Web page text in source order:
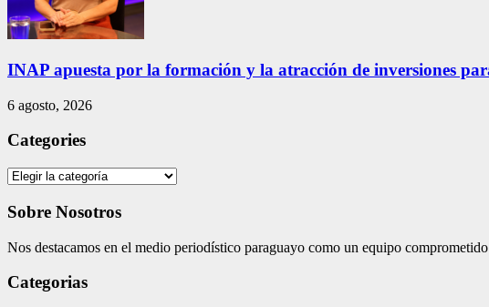
INAP apuesta por la formación y la atracción de inversiones
6 agosto, 2026
Categories
Categories
Sobre Nosotros
Nos destacamos en el medio periodístico paraguayo como un equipo
Categorias